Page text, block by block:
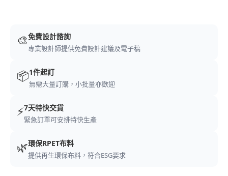
🎨免費設計諮詢
專業設計師提供免費設計建議及電子稿
📦1件起訂
無需大量訂購，小批量亦歡迎
⚡7天特快交貨
緊急訂單可安排特快生產
🌿環保RPET布料
提供再生環保布料，符合ESG要求